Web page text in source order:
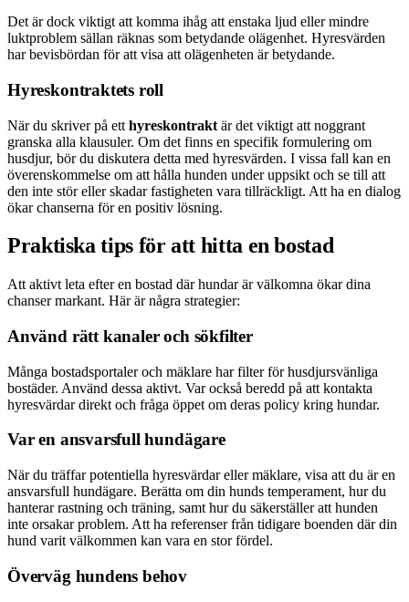
Det är dock viktigt att komma ihåg att enstaka ljud eller mindre
luktproblem sällan räknas som betydande olägenhet. Hyresvärden
har bevisbördan för att visa att olägenheten är betydande.
Hyreskontraktets roll
När du skriver på ett hyreskontrakt är det viktigt att noggrant
granska alla klausuler. Om det finns en specifik formulering om
husdjur, bör du diskutera detta med hyresvärden. I vissa fall kan en
överenskommelse om att hålla hunden under uppsikt och se till att
den inte stör eller skadar fastigheten vara tillräckligt. Att ha en dialog
ökar chanserna för en positiv lösning.
Praktiska tips för att hitta en bostad
Att aktivt leta efter en bostad där hundar är välkomna ökar dina
chanser markant. Här är några strategier:
Använd rätt kanaler och sökfilter
Många bostadsportaler och mäklare har filter för husdjursvänliga
bostäder. Använd dessa aktivt. Var också beredd på att kontakta
hyresvärdar direkt och fråga öppet om deras policy kring hundar.
Var en ansvarsfull hundägare
När du träffar potentiella hyresvärdar eller mäklare, visa att du är en
ansvarsfull hundägare. Berätta om din hunds temperament, hur du
hanterar rastning och träning, samt hur du säkerställer att hunden
inte orsakar problem. Att ha referenser från tidigare boenden där din
hund varit välkommen kan vara en stor fördel.
Överväg hundens behov